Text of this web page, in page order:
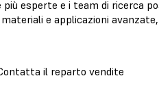
esperte e i team di ricerca
materiali e applicazioni
il reparto vendite